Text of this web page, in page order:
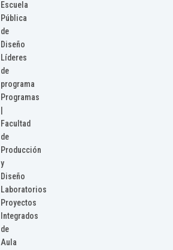
Escuela
Pública
de
Diseño
Líderes
de
programa
Programas
Facultad
de
Producción
y
Diseño
Laboratorios
Proyectos
Integrados
de
Aula